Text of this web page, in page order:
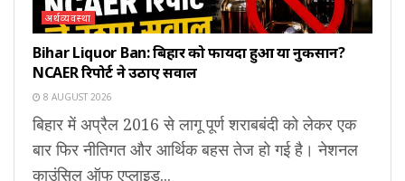
अर्थव्यवस्था
Bihar Liquor Ban: बिहार को फायदा हुआ या नुकसान?
NCAER रिपोर्ट ने उठाए सवाल
8 AUGUST 2026
बिहार में अप्रैल 2016 से लागू पूर्ण शराबबंदी को लेकर एक
बार फिर नीतिगत और आर्थिक बहस तेज हो गई है। नेशनल
काउंसिल ऑफ एप्लाइड...